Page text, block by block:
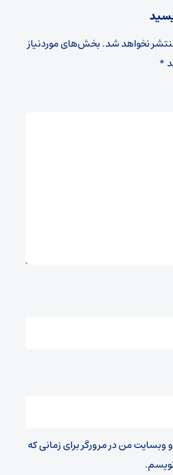
نخواهد شد.بخش‌های موردنیاز
*
وبسایت من در مرورگر برای زمانی که